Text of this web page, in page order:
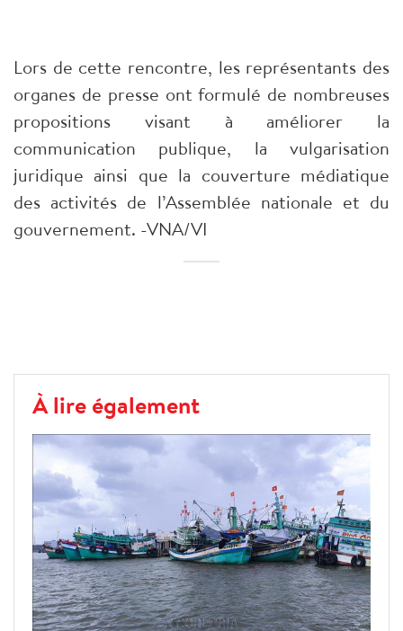
Lors de cette rencontre, les représentants des
organes de presse ont formulé de nombreuses
propositions visant à améliorer la
communication publique, la vulgarisation
juridique ainsi que la couverture médiatique
des activités de l’Assemblée nationale et du
gouvernement. -VNA/VI
À lire également